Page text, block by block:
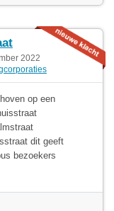
2022
op een
dit geeft
bezoekers